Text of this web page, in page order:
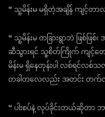
“ သူ့မိန်းမ မရှိတဲ့အချိန် ကျင့်တာ
“ သူ့မိန်းမ တခြားရွာဘဲ ဖြစ်ဖ
ဆီသွားရင် သူ့စိတ်ကြိုက် ကျင့်တ
မိန်းမ ရှိနေတုန်းပါ လစ်ရင်လစ်
တခါတလေလည်း အတင်း တ
“ ပါးစပ်နဲ့ လုပ်ခိုင်းတယ်ဆိုတာ